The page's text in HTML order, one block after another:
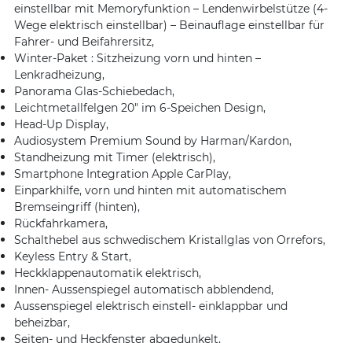
einstellbar mit Memoryfunktion – Lendenwirbelstütze (4-
Wege elektrisch einstellbar) – Beinauflage einstellbar für
Fahrer- und Beifahrersitz,
Winter-Paket : Sitzheizung vorn und hinten –
Lenkradheizung,
Panorama Glas-Schiebedach,
Leichtmetallfelgen 20″ im 6-Speichen Design,
Head-Up Display,
Audiosystem Premium Sound by Harman/Kardon,
Standheizung mit Timer (elektrisch),
Smartphone Integration Apple CarPlay,
Einparkhilfe, vorn und hinten mit automatischem
Bremseingriff (hinten),
Rückfahrkamera,
Schalthebel aus schwedischem Kristallglas von Orrefors,
Keyless Entry & Start,
Heckklappenautomatik elektrisch,
Innen- Aussenspiegel automatisch abblendend,
Aussenspiegel elektrisch einstell- einklappbar und
beheizbar,
Seiten- und Heckfenster abgedunkelt,